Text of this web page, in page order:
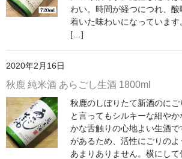
綿屋 金の井酒造（宮城県栗原市）
宗玄 宗玄酒造（石川県珠洲市）
神亀 神亀酒造（埼玉県蓮田市）
隆・丹沢山 川西屋酒造店（神奈川県足柄
長珍 長珍酒造（愛知県津島市）
わい。時間が経つにつれ、
着いた味わいになっていま
[…]
2020年2月16日
秋鹿 純米酒 あらごし生酒 1800ml
秋鹿のしぼりたて新酒のにご
と言ってもシルキーな細や
かな舌触りの心地よい生酒
があるため、活性にごりの
あまりありません。横にし